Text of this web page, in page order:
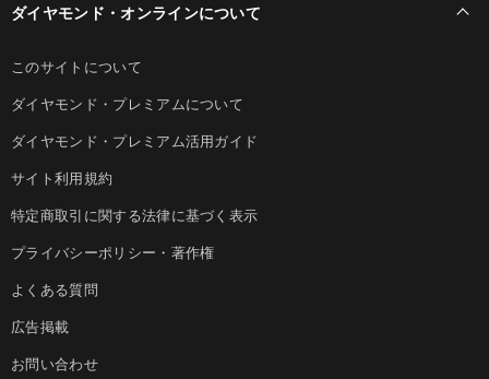
ダイヤモンド・オンラインについて
このサイトについて
ダイヤモンド・プレミアムについて
ダイヤモンド・プレミアム活用ガイド
サイト利用規約
特定商取引に関する法律に基づく表示
プライバシーポリシー・著作権
よくある質問
広告掲載
お問い合わせ